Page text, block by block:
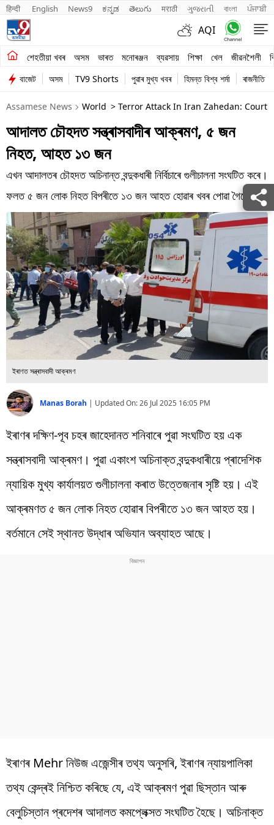
हिन्दी English News9 ಕನ್ನಡ తెలుగు मराठी ગુજરાતી বাংলা ਪੰਜਾਬੀ
AQI
শেহতীয়া খবৰ অসম ভাৰত মনোৰঞ্জন ব্যৱসায় শিক্ষা খেল জীৱনশৈলী
শেহতীয়া খবৰ
অসম
ভাৰত
মনোৰঞ্জন
শিক্ষা
খেল
জীৱনশৈলী
বিশ্ব
প্ৰযুক্তি
Videos
বাজেট অসম TV9 Shorts পুৱাৰ মুখ্য খবৰ হিমন্ত বিশ্ব শৰ্মা ৰাজনীতি
Assamese News World > Terror Attack In Iran Zahedan: Court
আদালত চৌহদত সন্ত্ৰাসবাদীৰ আক্ৰমণ, ৫ জন
নিহত, আহত ১৩ জন
এখন আদালতৰ চৌহদত অচিনান্ত বন্দুকধাৰী নিৰ্বিচাৰে গুলীচালনা সংঘটিত কৰে।
ফলত ৫ জন লোক নিহত বিপৰীতে ১৩ জন আহত হোৱাৰ খবৰ পোৱা গৈছে।
ইৰাণত সন্ত্ৰাসবাদী আক্ৰমণ
Manas Borah | Updated On:26 Jul 2025 16:05 PM
ইৰাণৰ দক্ষিণ-পূব চহৰ জাহেদানত শনিবাৰে পুৱা সংঘটিত হয় এক
সন্ত্ৰাসবাদী আক্ৰমণ। পুৱা একাংশ অচিনাক্ত বন্দুকধাৰীয়ে প্ৰাদেশিক
ন্যায়িক মুখ্য কাৰ্যালয়ত গুলীচালনা কৰাত উত্তেজনাৰ সৃষ্টি হয়। এই
আক্ৰমণত ৫ জন লোক নিহত হোৱাৰ বিপৰীতে ১৩ জন আহত হয়।
বৰ্তমানে সেই স্থানত উদ্ধাৰ অভিযান অব্যাহত আছে।
ইৰাণৰ Mehr নিউজ এজেন্সীৰ তথ্য অনুসৰি, ইৰাণৰ ন্যায়পালিকা
তথ্য কেন্দ্ৰই নিশ্চিত কৰিছে যে, এই আক্ৰমণ পুৱা ছিস্তান আৰু
বেলুচিস্তান প্ৰদেশৰ আদালত কমপ্লেক্সত সংঘটিত হৈছে। অচিনাক্ত